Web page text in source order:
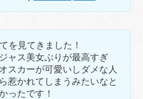
を見てきました！
ャス美女ぶりが最高すぎ
スカーが可愛いしダメな人
惹かれてしまうみたいなと
ったです！